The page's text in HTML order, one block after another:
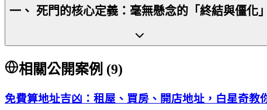
一、 死門的核心定義：毫無懸念的「終結與僵化」
相關公開案例 (9)
免費算地址吉凶：租屋、買房、開店地址，白星奇教